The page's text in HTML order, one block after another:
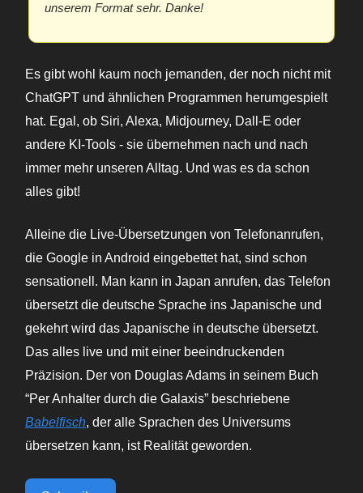
unserem Format sehr. Danke!
Es gibt wohl kaum noch jemanden, der noch nicht mit
ChatGPT und ähnlichen Programmen herumgespielt
hat. Egal, ob Siri, Alexa, Midjourney, Dall-E oder
andere KI-Tools - sie übernehmen nach und nach
immer mehr unseren Alltag. Und was es da schon
alles gibt!
Alleine die Live-Übersetzungen von Telefonanrufen,
die Google in Android eingebettet hat, sind schon
sensationell. Man kann in Japan anrufen, das Telefon
übersetzt die deutsche Sprache ins Japanische und
gekehrt wird das Japanische in deutsche übersetzt.
Das alles live und mit einer beeindruckenden
Präzision. Der von Douglas Adams in seinem Buch
“Per Anhalter durch die Galaxis” beschriebene
Babelfisch, der alle Sprachen des Universums
übersetzen kann, ist Realität geworden.